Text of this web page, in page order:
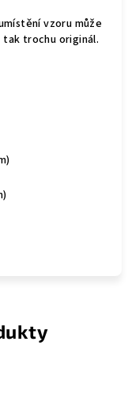
vzoru může
tak trochu originál.